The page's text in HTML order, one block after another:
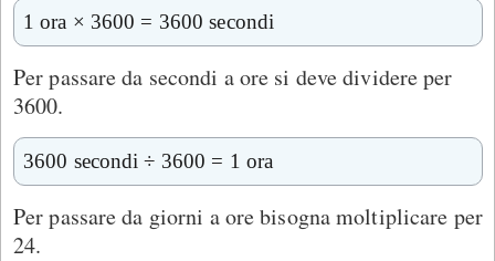
1 ora × 3600 = 3600 secondi
Per passare da secondi a ore si deve dividere per
3600.
3600 secondi ÷ 3600 = 1 ora
Per passare da giorni a ore bisogna moltiplicare per
24.